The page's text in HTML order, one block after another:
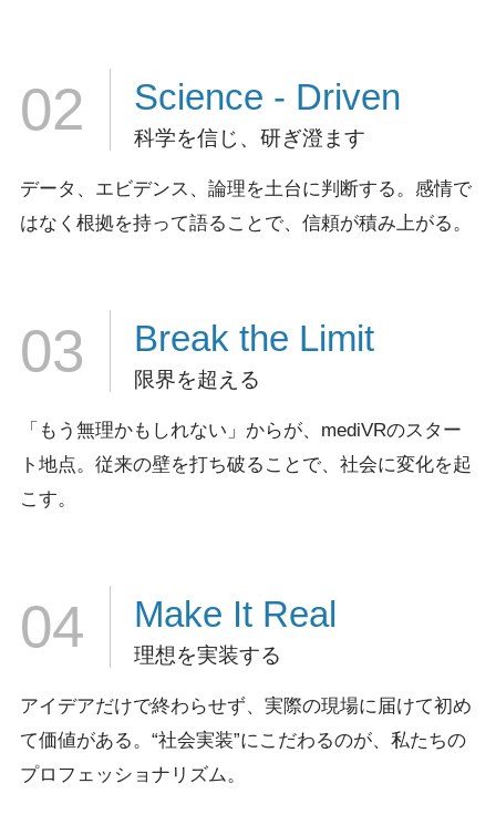
02 Science - Driven
科学を信じ、研ぎ澄ます
データ、エビデンス、論理を土台に判断する。 感情で
はなく根拠を持って語ることで、信頼が積み上がる。
03 Break the Limit
限界を超える
「もう無理かもしれない」からが、mediVRのスター
ト地点。 従来の壁を打ち破ることで、社会に変化を起
こす。
04 Make It Real
理想を実装する
アイデアだけで終わらせず、実際の現場に届けて初め
て価値がある。 “社会実装”にこだわるのが、私たちの
プロフェッショナリズム。